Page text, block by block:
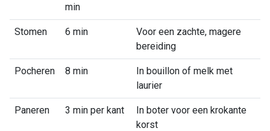
min
Stomen 6 min
Voor een zachte, magere
bereiding
Pocheren 8 min
In bouillon of melk met
laurier
Paneren 3 min per kant
In boter voor een krokante
korst